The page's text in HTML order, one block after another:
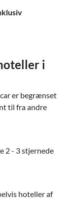
i
er begrænset
til fra andre
2 - 3 stjernede
hoteller af